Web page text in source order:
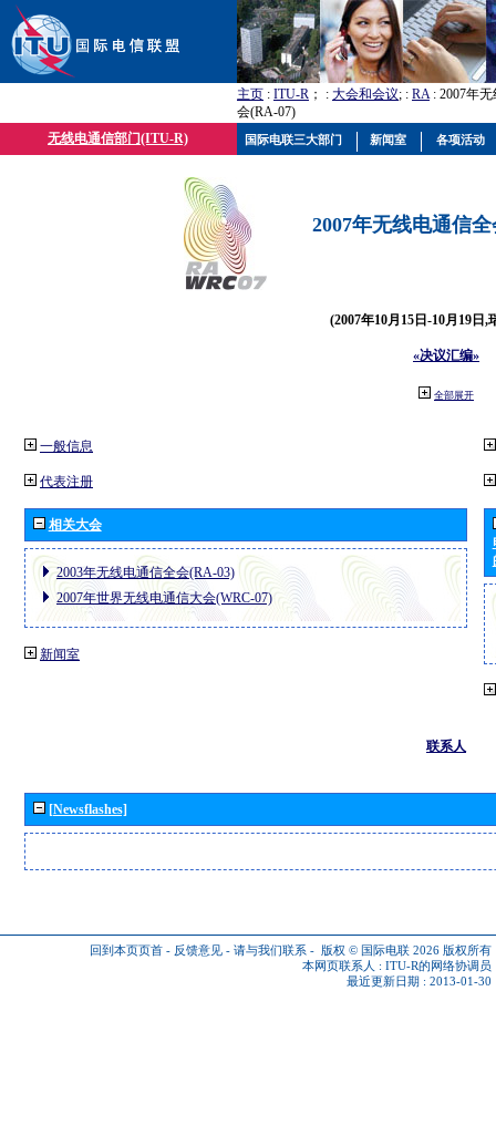
主页 : ITU-R ； : 大会和会议; : RA: 2007年
会(RA-07)
无线电通信部门(ITU-R)
2007年无线电通信
(2007年10月15日-10月19日,
«决议汇编»
全部展开
一般信息
代表注册
相关大会
2003年无线电通信全会(RA-03)
2007年世界无线电通信大会(WRC-07)
新闻室
联系人
[Newsflashes]
回到本页页首 - 反馈意见 - 请与我们联系 - 版权 © 国际电联 2026 版权所有
本网页联系人 : ITU-R的网络协调员
最近更新日期 : 2013-01-30
国际电联三大部门 新闻室 各项活动